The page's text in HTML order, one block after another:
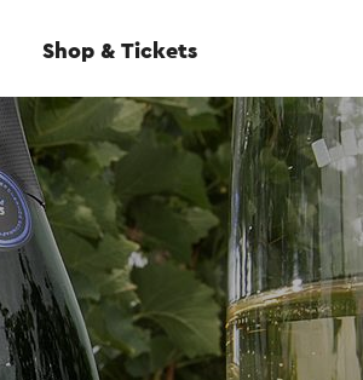
Shop & Tickets